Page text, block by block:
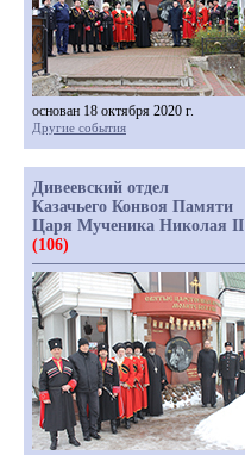
основан 18 октября 2020 г.
Другие события
Дивеевский отдел
Казачьего Конвоя Памяти
Царя Мученика Николая II
(106)